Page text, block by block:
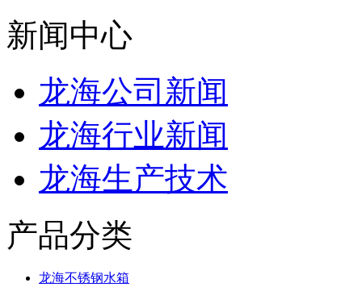
新闻中心
龙海公司新闻
龙海行业新闻
龙海生产技术
产品分类
龙海不锈钢水箱